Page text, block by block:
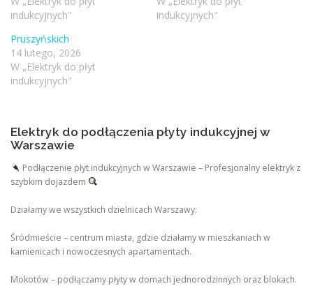
indukcyjnych"
indukcyjnych"
Pruszyńskich
14 lutego, 2026
W „Elektryk do płyt
indukcyjnych"
Elektryk do podłączenia płyty indukcyjnej w
Warszawie
Podłączenie płyt indukcyjnych w Warszawie – Profesjonalny elektryk z
szybkim dojazdem
Działamy we wszystkich dzielnicach Warszawy:
Śródmieście – centrum miasta, gdzie działamy w mieszkaniach w
kamienicach i nowoczesnych apartamentach.
Mokotów – podłączamy płyty w domach jednorodzinnych oraz blokach.